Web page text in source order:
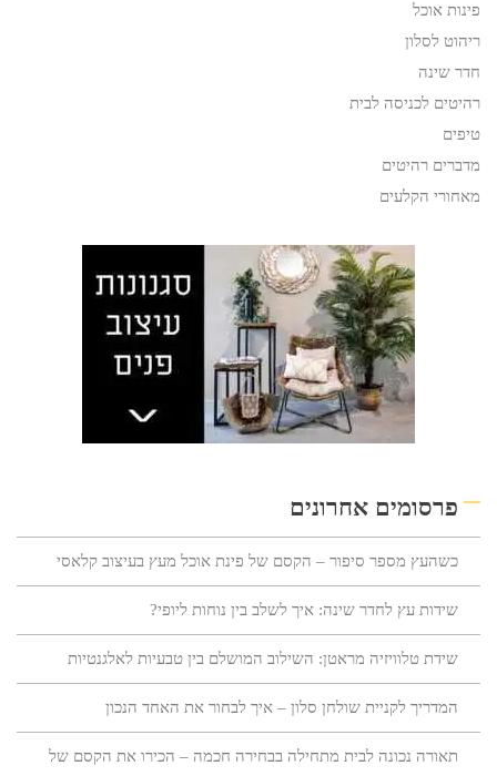
פינות אוכל
ריהוט לסלון
חדר שינה
רהיטים לכניסה לבית
טיפים
מדברים רהיטים
מאחורי הקלעים
פרסומים אחרונים
כשהעץ מספר סיפור – הקסם של פינת אוכל מעץ בעיצוב קלאסי
שידות עץ לחדר שינה: איך לשלב בין נוחות ליופי?
שידת טלוויזיה מראטן: השילוב המושלם בין טבעיות לאלגנטיות
המדריך לקניית שולחן סלון – איך לבחור את האחד הנכון
תאורה נכונה לבית מתחילה בבחירה חכמה – הכירו את הקסם של